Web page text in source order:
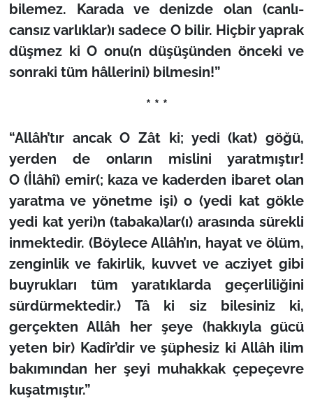
bilemez. Karada ve denizde olan (canlı-
cansız varlıklar)ı sadece O bilir. Hiçbir yaprak
düşmez ki O onu(n düşüşünden önceki ve
sonraki tüm hâllerini) bilmesin!”
* * *
“Allâh’tır ancak O Zât ki; yedi (kat) göğü,
yerden de onların mislini yaratmıştır!
O (İlâhî) emir(; kaza ve kaderden ibaret olan
yaratma ve yönetme işi) o (yedi kat gökle
yedi kat yeri)n (tabaka)lar(ı) arasında sürekli
inmektedir. (Böylece Allâh’ın, hayat ve ölüm,
zenginlik ve fakirlik, kuvvet ve acziyet gibi
buyrukları tüm yaratıklarda geçerliliğini
sürdürmektedir.) Tâ ki siz bilesiniz ki,
gerçekten Allâh her şeye (hakkıyla gücü
yeten bir) Kadîr’dir ve şüphesiz ki Allâh ilim
bakımından her şeyi muhakkak çepeçevre
kuşatmıştır.”